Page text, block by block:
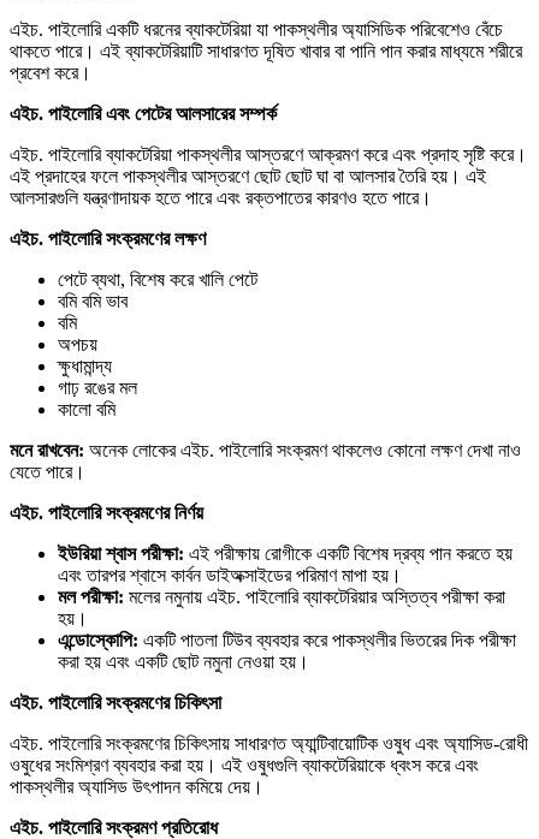
এইচ. পাইলোরি একটি ধরনের ব্যাকটেরিয়া যা পাকস্থলীর অ্যাসিডিক পরিবেশেও বেঁচে
থাকতে পারে। এই ব্যাকটেরিয়াটি সাধারণত দূষিত খাবার বা পানি পান করার মাধ্যমে শরীরে
প্রবেশ করে।
এইচ. পাইলোরিএবংপেটেরআলসারেরসম্পর্ক
এইচ. পাইলোরি ব্যাকটেরিয়া পাকস্থলীর আস্তরণে আক্রমণ করে এবং প্রদাহ সৃষ্টি করে।
এই প্রদাহের ফলে পাকস্থলীর আস্তরণে ছোট ছোট ঘা বা আলসার তৈরি হয়। এই
আলসারগুলি যন্ত্রণাদায়ক হতে পারে এবং রক্তপাতের কারণও হতে পারে।
এইচ. পাইলোরিসংক্রমণেরলক্ষণ
পেটে ব্যথা, বিশেষ করে খালি পেটে
বমি বমি ভাব
বমি
অপচয়
ক্ষুধামান্দ্য
গাঢ় রঙের মল
কালো বমি
মনেরাখবেন: অনেক লোকের এইচ. পাইলোরি সংক্রমণ থাকলেও কোনো লক্ষণ দেখা নাও
যেতে পারে।
এইচ. পাইলোরিসংক্রমণেরনির্ণয়
ইউরিয়াশ্বাসপরীক্ষা: এই পরীক্ষায় রোগীকে একটি বিশেষ দ্রব্য পান করতে হয়
এবং তারপর শ্বাসে কার্বন ডাইঅক্সাইডের পরিমাণ মাপা হয়।
মলপরীক্ষা: মলের নমুনায় এইচ. পাইলোরি ব্যাকটেরিয়ার অস্তিত্ব পরীক্ষা করা
হয়।
এন্ডোস্কোপি: একটি পাতলা টিউব ব্যবহার করে পাকস্থলীর ভিতরের দিক পরীক্ষা
করা হয় এবং একটি ছোট নমুনা নেওয়া হয়।
এইচ. পাইলোরিসংক্রমণেরচিকিৎসা
এইচ. পাইলোরি সংক্রমণের চিকিৎসায় সাধারণত অ্যান্টিবায়োটিক ওষুধ এবং অ্যাসিড-রোধী
ওষুধের সংমিশ্রণ ব্যবহার করা হয়। এই ওষুধগুলি ব্যাকটেরিয়াকে ধ্বংস করে এবং
পাকস্থলীর অ্যাসিড উৎপাদন কমিয়ে দেয়।
এইচ. পাইলোরিসংক্রমণপ্রতিরোধ